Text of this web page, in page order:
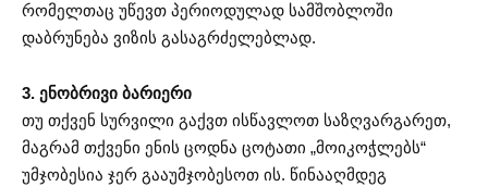
რომელთაც უწევთ პერიოდულად სამშობლოში
დაბრუნება ვიზის გასაგრძელებლად.
3. ენობრივი ბარიერი
თუ თქვენ სურვილი გაქვთ ისწავლოთ საზღვარგარეთ,
მაგრამ თქვენი ენის ცოდნა ცოტათი „მოიკოჭლებს“
უმჯობესია ჯერ გააუმჯობესოთ ის. წინააღმდეგ